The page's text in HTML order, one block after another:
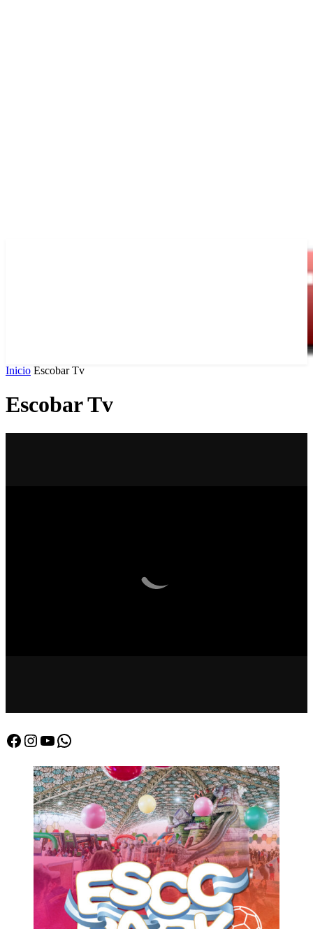
Inicio Escobar Tv
Escobar Tv
Facebook
Instagram
YouTube
WhatsApp